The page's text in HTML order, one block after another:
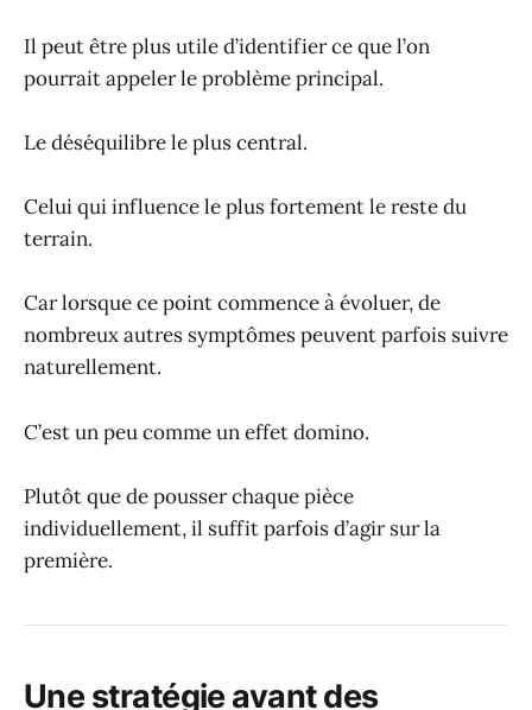
Il peut être plus utile d’identifier ce que l’on
pourrait appeler le problème principal.
Le déséquilibre le plus central.
Celui qui influence le plus fortement le reste du
terrain.
Car lorsque ce point commence à évoluer, de
nombreux autres symptômes peuvent parfois suivre
naturellement.
C’est un peu comme un effet domino.
Plutôt que de pousser chaque pièce
individuellement, il suffit parfois d’agir sur la
première.
Une stratégie avant des